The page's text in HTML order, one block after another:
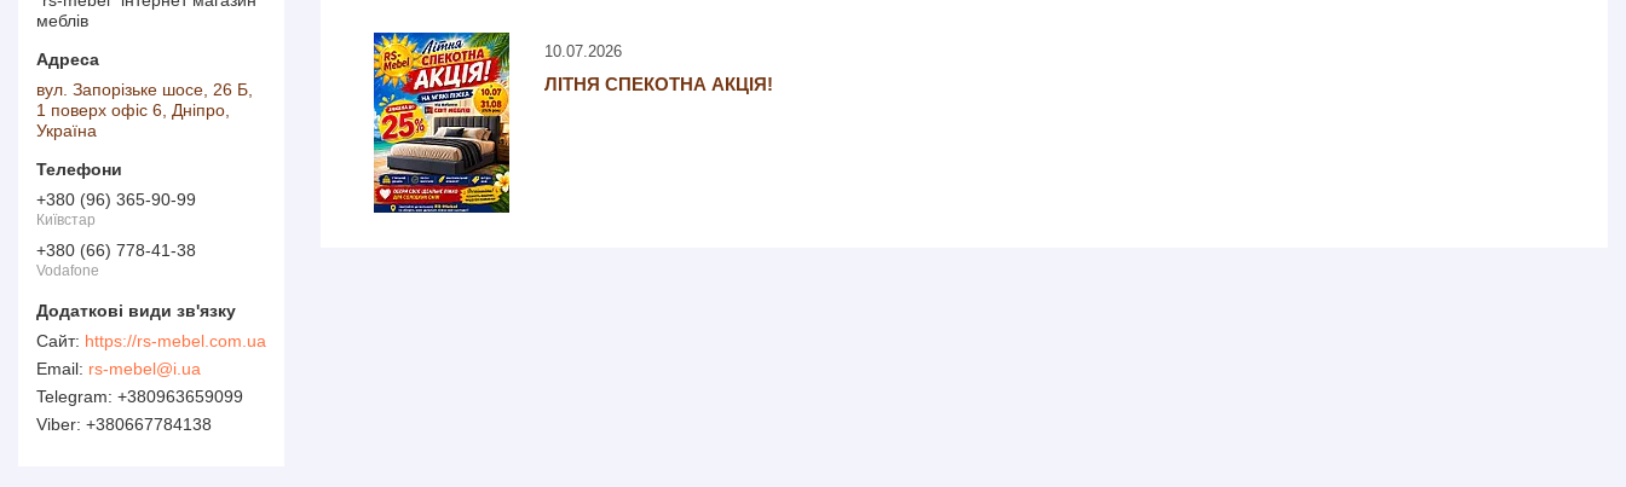
10.07.2026
ЛІТНЯ СПЕКОТНА АКЦІЯ!
меблів
вул. Запорізьке шосе, 26 Б,
1 поверх офіс 6, Дніпро,
Україна
+380 (96) 365-90-99
Київстар
+380 (66) 778-41-38
Vodafone
https://rs-mebel.com.ua
rs-mebel@i.ua
+380963659099
+380667784138